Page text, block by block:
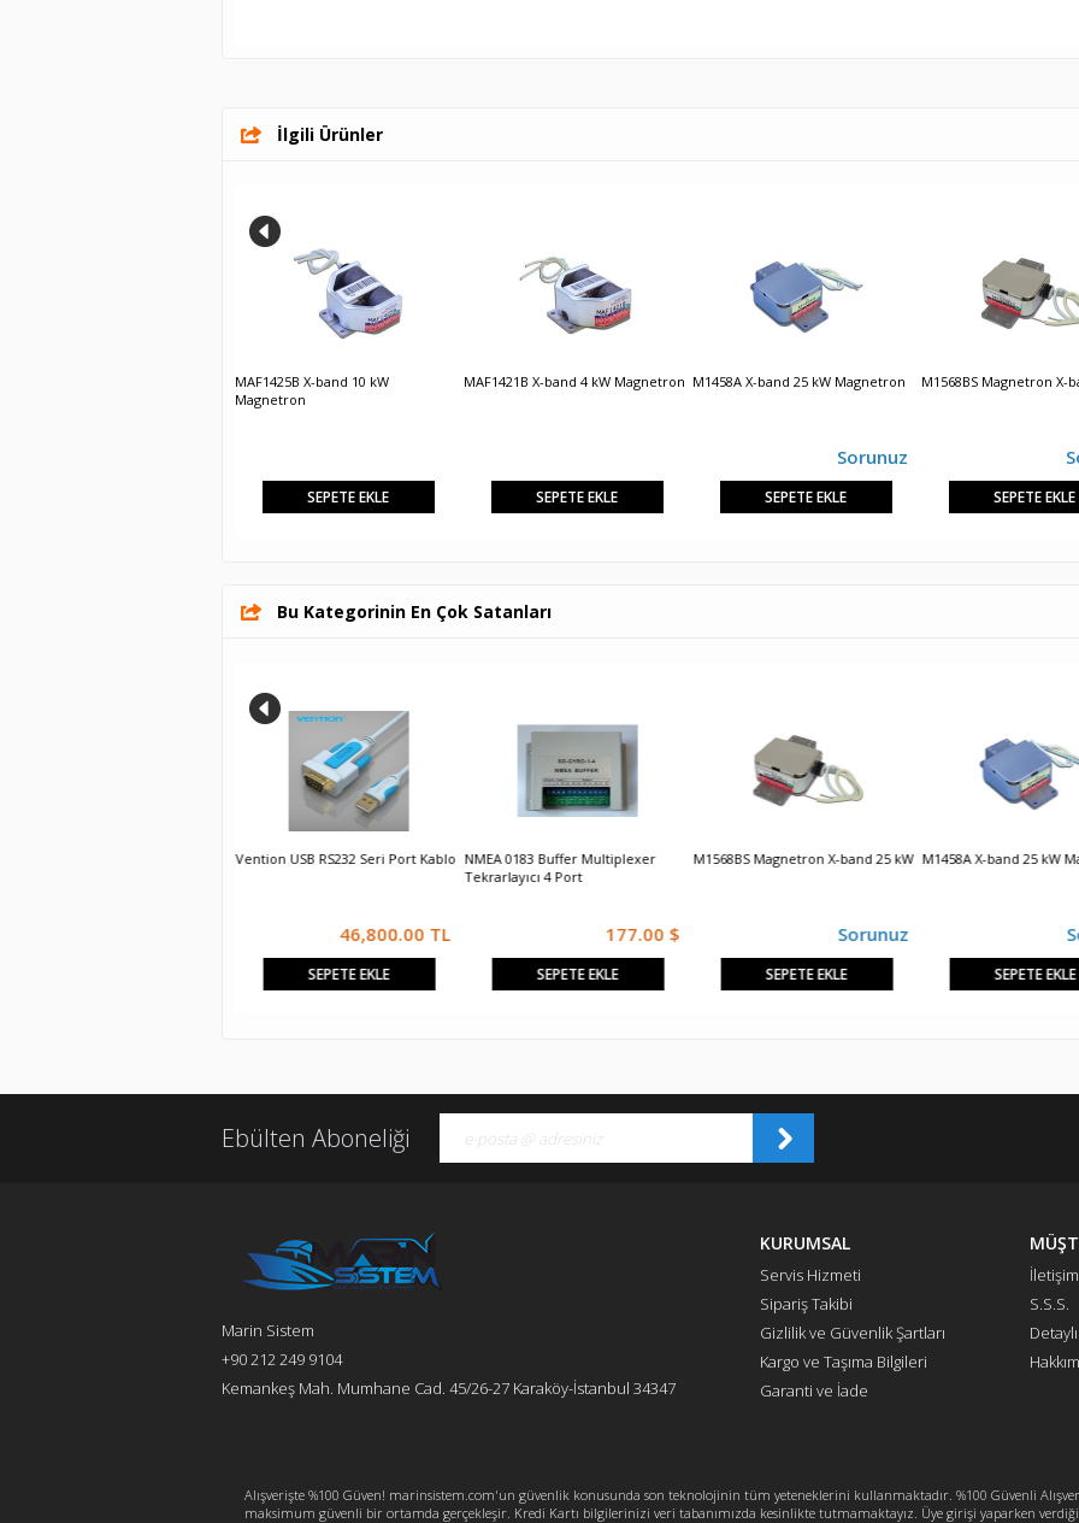
İlgili Ürünler
MAF1425B X-band 10 kW
Magnetron
SEPETE EKLE
MAF1421B X-band 4 kW Magnetron
SEPETE EKLE
M1458A X-band 25 kW Magnetron
Sorunuz
SEPETE EKLE
M1568BS Magnetron X-
SEPETE EKLE
Bu Kategorinin En Çok Satanları
Vention USB RS232 Seri Port Kablo
46,800.00 TL
SEPETE EKLE
NMEA 0183 Buffer Multiplexer
Tekrarlayıcı 4 Port
177.00 $
SEPETE EKLE
M1568BS Magnetron X-band 25 kW
Sorunuz
SEPETE EKLE
M1458A X-band 25 kW
SEPETE EKLE
Ebülten Aboneliği
Marin Sistem
+90 212 249 9104
Kemankeş Mah. Mumhane Cad. 45/26-27 Karaköy-İstanbul 34347
KURUMSAL
Servis Hizmeti
Sipariş Takibi
Gizlilik ve Güvenlik Şartları
Kargo ve Taşıma Bilgileri
Garanti ve İade
İletişim
S.S.S.
Alışverişte %100 Güven! marinsistem.com'un güvenlik konusunda son teknolojinin tüm yeteneklerini kullanmaktadır. %100 Güvenli
maksimum güvenli bir ortamda gerçekleşir. Kredi Kartı bilgilerinizi veri tabanımızda kesinlikte tutmamaktayız. Üye girişi yaparken